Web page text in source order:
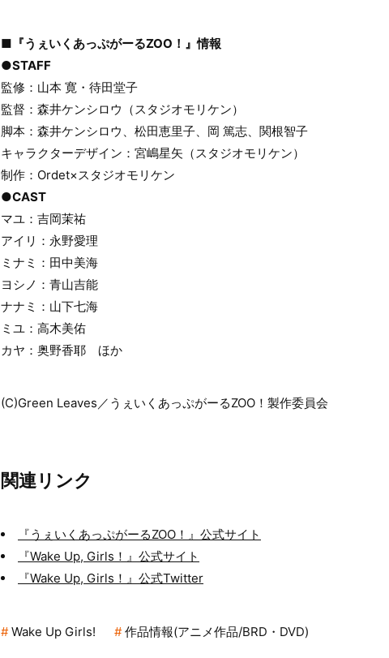
■『うぇいくあっぷがーるZOO！』情報
●STAFF
監修：山本 寛・待田堂子
監督：森井ケンシロウ（スタジオモリケン）
脚本：森井ケンシロウ、松田恵里子、岡 篤志、関根智子
キャラクターデザイン：宮嶋星矢（スタジオモリケン）
制作：Ordet×スタジオモリケン
●CAST
マユ：吉岡茉祐
アイリ：永野愛理
ミナミ：田中美海
ヨシノ：青山吉能
ナナミ：山下七海
ミユ：高木美佑
カヤ：奥野香耶 ほか
(C)Green Leaves／うぇいくあっぷがーるZOO！製作委員会
関連リンク
『うぇいくあっぷがーるZOO！』公式サイト
『Wake Up, Girls！』公式サイト
『Wake Up, Girls！』公式Twitter
Wake Up Girls! 作品情報(アニメ作品/BRD・DVD)